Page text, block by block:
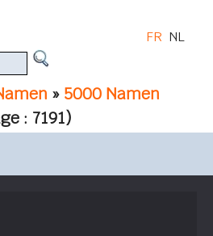
» 5000 Namen
: 7191)
FR NL